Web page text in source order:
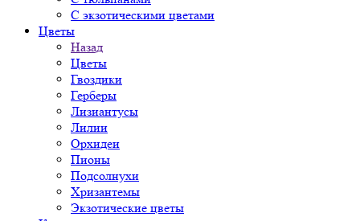
С экзотическими цветами
Цветы
Назад
Цветы
Гвоздики
Герберы
Лизиантусы
Лилии
Орхидеи
Пионы
Подсолнухи
Хризантемы
Экзотические цветы